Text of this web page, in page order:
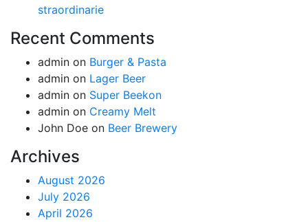
straordinarie
Recent Comments
admin on Burger & Pasta
admin on Lager Beer
admin on Super Beekon
admin on Creamy Melt
John Doe on Beer Brewery
Archives
August 2026
July 2026
April 2026